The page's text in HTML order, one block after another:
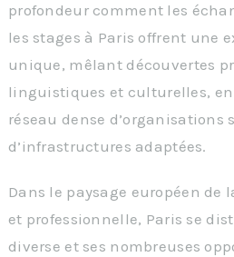
profondeur comment les
les stages à Paris offrent une
unique, mêlant découvertes
linguistiques et culturelles, en
réseau dense d’organisations
d’infrastructures adaptées.
Dans le paysage européen
et professionnelle, Paris se
diverse et ses nombreuses